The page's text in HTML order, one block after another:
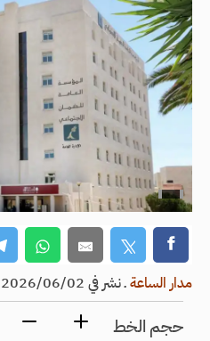
مدار الساعةـنشر في 2026/06/02 الساعة 10:42
حجم الخط